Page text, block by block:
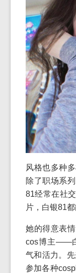
风格也多种
除了职场系
81经常在社
片，白银81
她的得意表
cos博主——
气和活力。
参加各种